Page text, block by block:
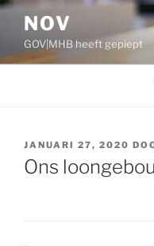
Ga
inhoud
NOV
GOV|MHB heeft gepiept
GEPLAATST
OP
JANUARI 27, 2020
Ons